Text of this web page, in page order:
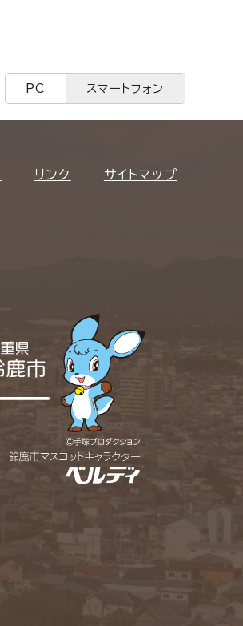
PC スマートフォン
リンク サイトマップ